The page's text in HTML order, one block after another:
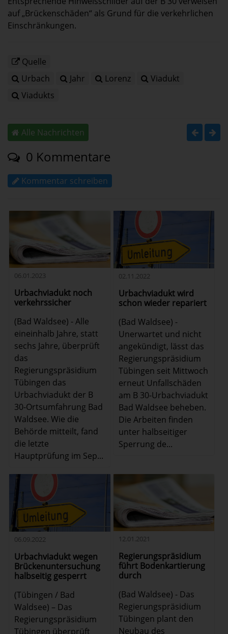
auf „Brückenschäden“ als Grund für die verkehrlichen
Einschränkungen.
Quelle
Urbach
Jahr Lorenz
Viadukt
Viadukts
Alle Nachrichten
0 Kommentare
Kommentar schreiben
06.01.2023
Urbachviadukt noch
verkehrssicher
(Bad Waldsee) - Alle
eineinhalb Jahre, statt
sechs Jahre, überprüft
das
Regierungspräsidium
Tübingen das
Urbachviadukt der B
30-Ortsumfahrung Bad
Waldsee. Wie die
Behörde mitteilt, fand
die letzte
Hauptprüfung im Sep...
02.11.2022
Urbachviadukt wird
schon wieder repariert
(Bad Waldsee) -
Unerwartet und nicht
angekündigt, lässt das
Regierungspräsidium
Tübingen seit Mittwoch
erneut Unfallschäden
am B 30-Urbachviadukt
Bad Waldsee beheben.
Die Arbeiten finden
unter halbseitiger
Sperrung de...
06.09.2022
Urbachviadukt wegen
Brückenuntersuchung
halbseitig gesperrt
(Tübingen / Bad
Waldsee) – Das
Regierungspräsidium
Tübingen überprüft
12.01.2021
Regierungspräsidium
führt Bodenkartierung
durch
(Bad Waldsee) - Das
Regierungspräsidium
Tübingen plant den
Neubau des